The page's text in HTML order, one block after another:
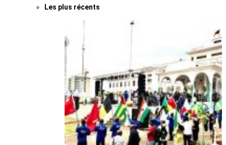
Les plus récents